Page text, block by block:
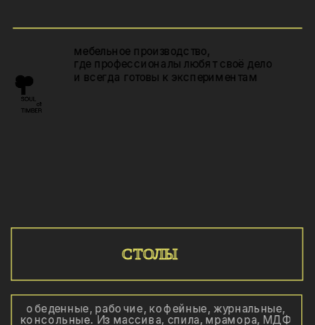
мебельное производство,
где профессионалы любят своё дело
и всегда готовы к экспериментам
СТОЛЫ
обеденные, рабочие, кофейные, журнальные,
консольные. Из массива, спила, мрамора, МДФ